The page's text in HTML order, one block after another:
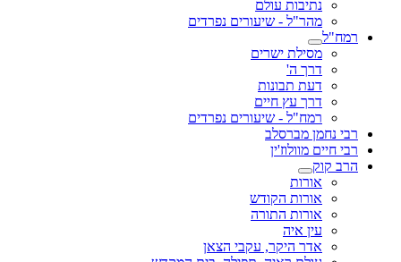
נתיבות עולם
מהר"ל - שיעורים נפרדים
רמח"ל
מסילת ישרים
דרך ה'
דעת תבונות
דרך עץ חיים
רמח"ל - שיעורים נפרדים
רבי נחמן מברסלב
רבי חיים מוולוז'ין
הרב קוק
אורות
אורות הקודש
אורות התורה
עין איה
אדר היקר, עקבי הצאן